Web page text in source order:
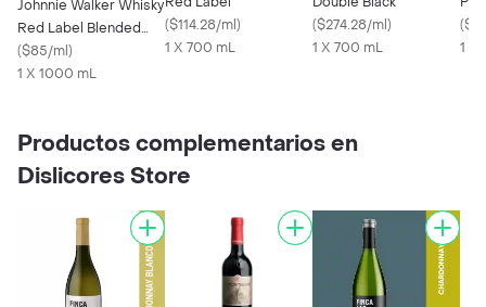
Johnnie Walker Whisky
Red Label Blended
Scotch
($85/ml)
1 X 1000 mL
($114.28/ml)
1 X 700 mL
($274.28/ml)
1 X 700 mL
(
1 X
Productos complementarios en
Dislicores Store